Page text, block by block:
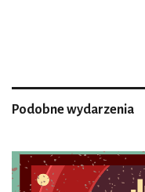
Podobne wydarzenia